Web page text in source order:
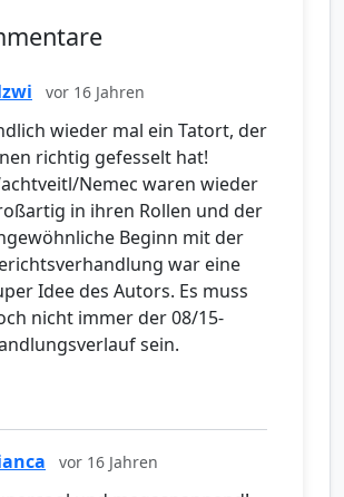
vor 16 Jahren
wieder mal ein Tatort, der
richtig gefesselt hat!
Nemec waren wieder
in ihren Rollen und der
Beginn mit der
war eine
Idee des Autors. Es muss
nicht immer der 08/15-
sein.
vor 16 Jahren